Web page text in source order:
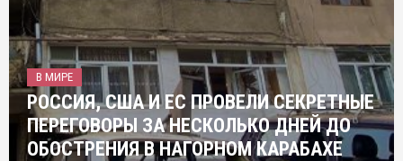
В МИРЕ
РОССИЯ, США И ЕС ПРОВЕЛИ СЕКРЕТНЫЕ
ПЕРЕГОВОРЫ ЗА НЕСКОЛЬКО ДНЕЙ ДО
ОБОСТРЕНИЯ В НАГОРНОМ КАРАБАХЕ